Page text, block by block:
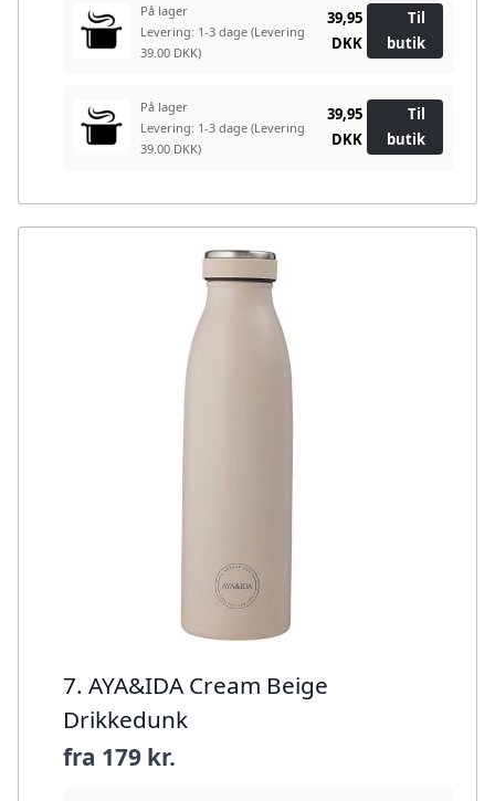
På lager
Levering: 1-3 dage (Levering
39.00 DKK)
39,95
DKK
Til
butik
På lager
Levering: 1-3 dage (Levering
39.00 DKK)
39,95
DKK
Til
butik
7. AYA&IDA Cream Beige
Drikkedunk
fra 179 kr.